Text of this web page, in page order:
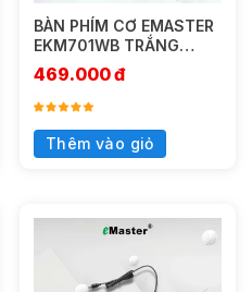
BÀN PHÍM CƠ EMASTER
EKM701WB TRẮNG
XANH
469.000đ
Thêm vào giỏ